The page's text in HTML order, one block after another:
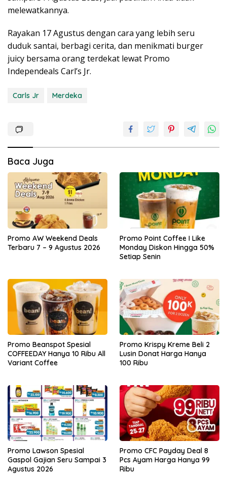
melewatkannya.
Rayakan 17 Agustus dengan cara yang lebih seru
duduk santai, berbagi cerita, dan menikmati burger
juicy bersama orang terdekat lewat Promo
Independeals Carl’s Jr.
Carls Jr Merdeka
Baca Juga
Promo AW Weekend Deals
Terbaru 7 – 9 Agustus 2026
Promo Point Coffee I Like
Monday Diskon Hingga 50%
Setiap Senin
Promo Beanspot Spesial
COFFEEDAY Hanya 10 Ribu All
Variant Coffee
Promo Krispy Kreme Beli 2
Lusin Donat Harga Hanya
100 Ribu
Promo Lawson Spesial
Gaspol Gajian Seru Sampai 3
Agustus 2026
Promo CFC Payday Deal 8
Pcs Ayam Harga Hanya 99
Ribu